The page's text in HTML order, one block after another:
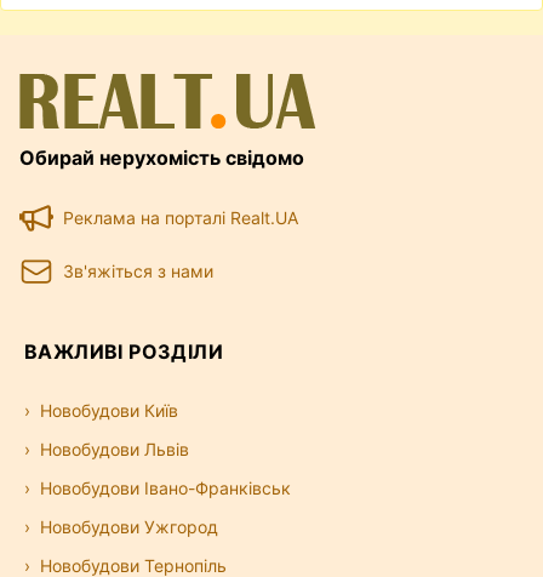
Обирай нерухомість свідомо
Реклама на порталі Realt.UA
Зв'яжіться з нами
ВАЖЛИВІ РОЗДІЛИ
Новобудови Київ
Новобудови Львів
Новобудови Івано-Франківськ
Новобудови Ужгород
Новобудови Тернопіль